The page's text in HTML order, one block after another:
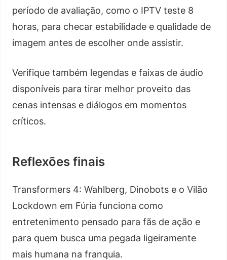
período de avaliação, como o IPTV teste 8
horas, para checar estabilidade e qualidade de
imagem antes de escolher onde assistir.
Verifique também legendas e faixas de áudio
disponíveis para tirar melhor proveito das
cenas intensas e diálogos em momentos
críticos.
Reflexões finais
Transformers 4: Wahlberg, Dinobots e o Vilão
Lockdown em Fúria funciona como
entretenimento pensado para fãs de ação e
para quem busca uma pegada ligeiramente
mais humana na franquia.